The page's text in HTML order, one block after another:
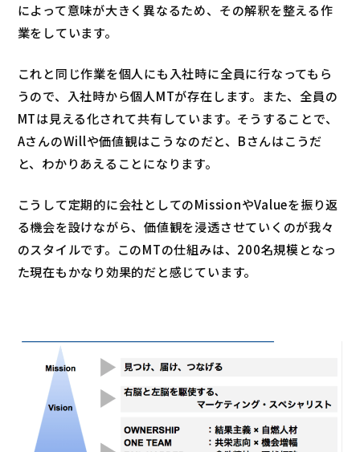
によって意味が大きく異なるため、その解釈を整える作
業をしています。
これと同じ作業を個人にも入社時に全員に行なってもら
うので、入社時から個人MTが存在します。また、全員の
MTは見える化されて共有しています。そうすることで、
AさんのWillや価値観はこうなのだと、Bさんはこうだ
と、わかりあえることになります。
こうして定期的に会社としてのMissionやValueを振り返
る機会を設けながら、価値観を浸透させていくのが我々
のスタイルです。このMTの仕組みは、200名規模となっ
た現在もかなり効果的だと感じています。